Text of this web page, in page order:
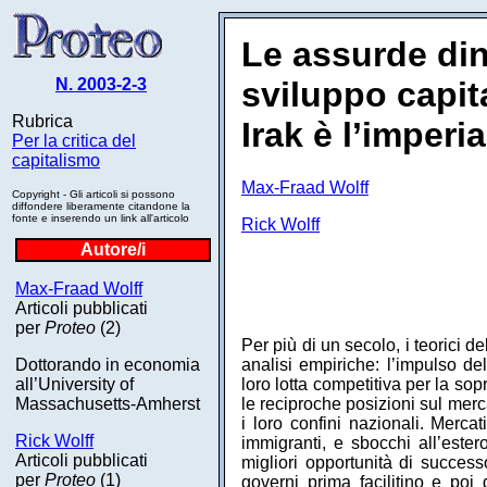
N. 2003-2-3
Rubrica
Per la critica del
capitalismo
Copyright - Gli articoli si possono
diffondere liberamente citandone la
fonte e inserendo un link all'articolo
Autore/i
Max-Fraad Wolff
Articoli pubblicati
per Proteo (2)
Dottorando in economia
all’University of
Massachusetts-Amherst
Rick Wolff
Articoli pubblicati
per Proteo (1)
Le assurde
sviluppo
Irak è
Max-Fraad Wolff
Rick Wolff
Per più di un secolo, i teorici
analisi empiriche: l’impulso
loro lotta competitiva per la
le reciproche posizioni sul
i loro confini nazionali.
immigranti, e sbocchi
migliori opportunità di
governi prima facilitino e poi